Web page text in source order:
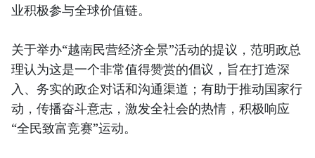
业积极参与全球价值链。
关于举办“越南民营经济全景”活动的提议，范明政总
理认为这是一个非常值得赞赏的倡议，旨在打造深
入、务实的政企对话和沟通渠道；有助于推动国家行
动，传播奋斗意志，激发全社会的热情，积极响应
“全民致富竞赛”运动。